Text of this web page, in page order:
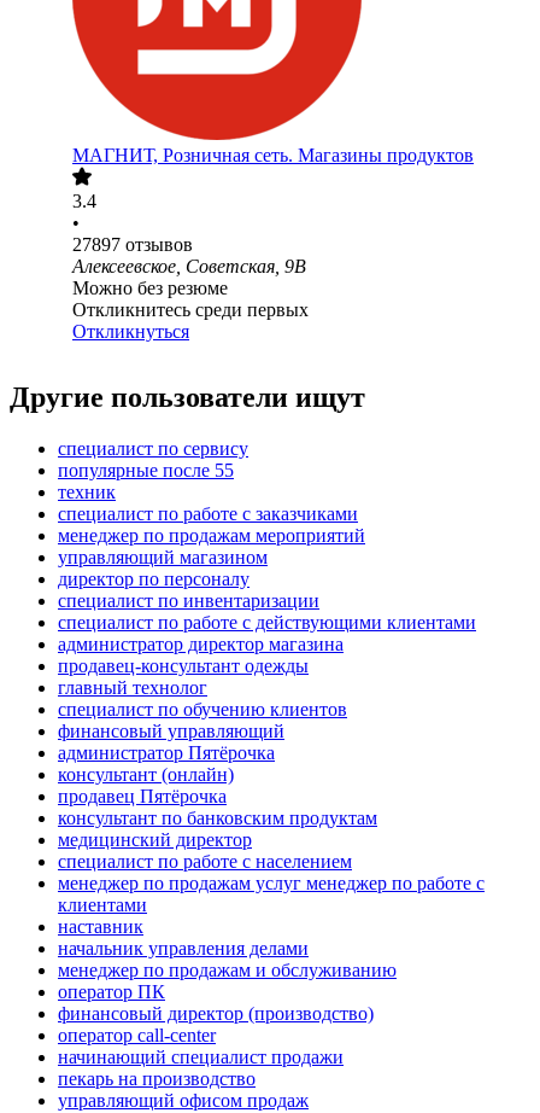
МАГНИТ, Розничная сеть. Магазины продуктов
3.4
•
27897 отзывов
Алексеевское, Советская, 9В
Можно без резюме
Откликнитесь среди первых
Откликнуться
Другие пользователи ищут
специалист по сервису
популярные после 55
техник
специалист по работе с заказчиками
менеджер по продажам мероприятий
управляющий магазином
директор по персоналу
специалист по инвентаризации
специалист по работе с действующими клиентами
администратор директор магазина
продавец-консультант одежды
главный технолог
специалист по обучению клиентов
финансовый управляющий
администратор Пятёрочка
консультант (онлайн)
продавец Пятёрочка
консультант по банковским продуктам
медицинский директор
специалист по работе с населением
менеджер по продажам услуг менеджер по работе с
клиентами
наставник
начальник управления делами
менеджер по продажам и обслуживанию
оператор ПК
финансовый директор (производство)
оператор call-center
начинающий специалист продажи
пекарь на производство
управляющий офисом продаж